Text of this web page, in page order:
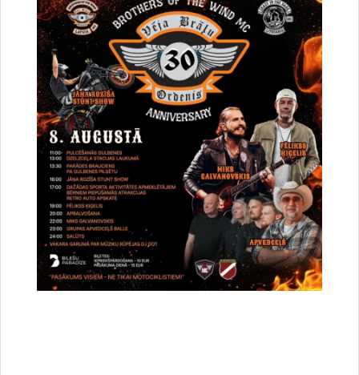
Iedzīvotāju informētība: Publicitātes nodrošināšanai pie
Gulbenes novada Centrālās pārvaldes ēkas ieejas (Ābeļu
ielā 2, Gulbenē) publiski pieejamais informācijas ekrāns
atspoguļos viedās vadības sistēmas apkopotos aktuālos
datus un ļaus katram interesentam novērtēt sistēmas
darbību un izvērtēt lietderību.
Projekts saskan ar Gulbenes novada Attīstības programmu
2018.-2024. gadam (un tās projektu 2025.-2030. gadam), kā
arī Ilgtspējīgas enerģētikas un klimata rīcības plānu līdz 2030.
gadam, uzsverot racionālu enerģijas patēriņu un atjaunojamo
energoresursu ieviešanu pašvaldībā.